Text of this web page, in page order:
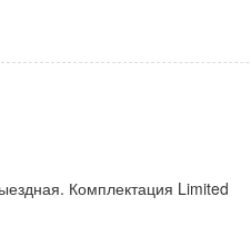
Комплектация Limited